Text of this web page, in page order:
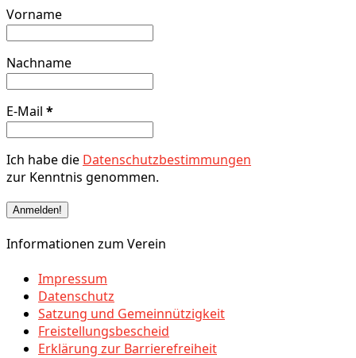
Vorname
Nachname
E-Mail *
Ich habe die Datenschutzbestimmungen
zur Kenntnis genommen.
Informationen zum Verein
Impressum
Datenschutz
Satzung und Gemeinnützigkeit
Freistellungsbescheid
Erklärung zur Barrierefreiheit